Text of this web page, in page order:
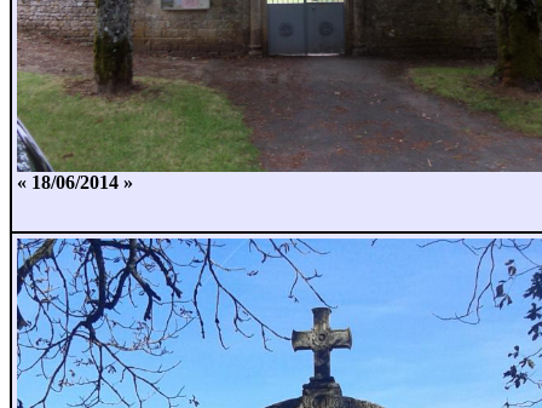
« 18/06/2014 »